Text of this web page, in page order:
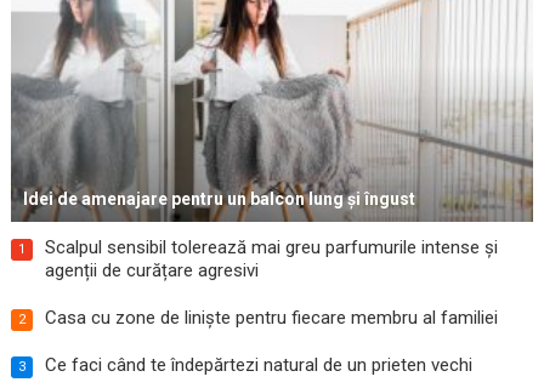
Idei de amenajare pentru un balcon lung și îngust
1
Scalpul sensibil tolerează mai greu parfumurile intense și
agenții de curățare agresivi
2 Casa cu zone de liniște pentru fiecare membru al familiei
3 Ce faci când te îndepărtezi natural de un prieten vechi